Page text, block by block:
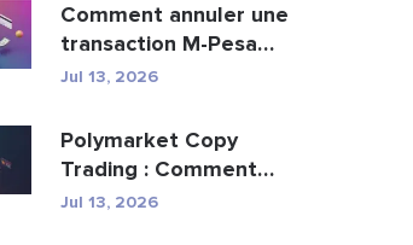
Comment annuler une
transaction M-Pesa
envoyée par erreur
Jul 13, 2026
Polymarket Copy
Trading : Comment
copier les meilleurs
Jul 13, 2026